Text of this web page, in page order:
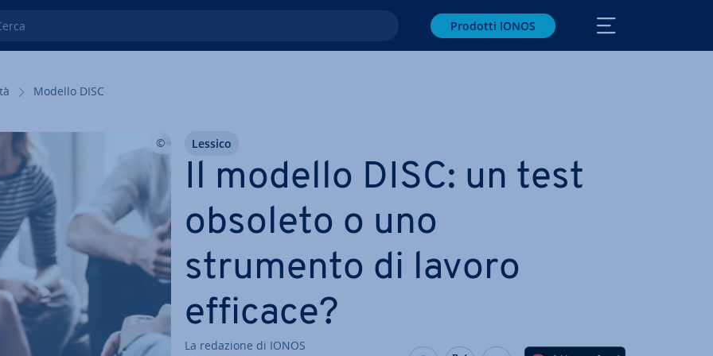
Prodotti IONOS
Modello DISC
Il modello DISC: un test
obsoleto o uno
strumento di lavoro
efficace?
La redazione di IONOS
Lessico